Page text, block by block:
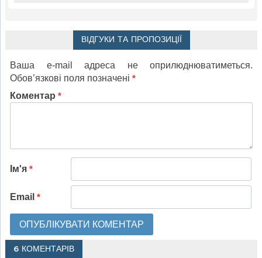
ВІДГУКИ ТА ПРОПОЗИЦІЇ
Ваша e-mail адреса не оприлюднюватиметься.
Обов’язкові поля позначені *
Коментар *
Ім'я *
Email *
6 КОМЕНТАРІВ